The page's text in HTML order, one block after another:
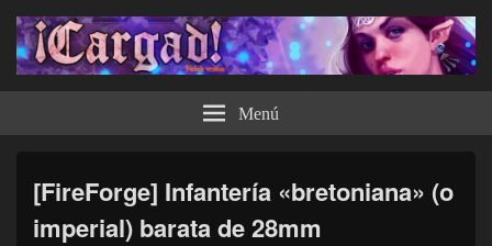
¡Cargad! Menú
[FireForge] Infantería «bretoniana» (o
imperial) barata de 28mm